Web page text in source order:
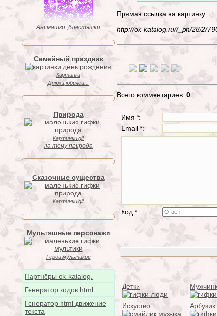
Анимашки ,блестяшки
Семейный праздник
Картинки
Днюхи,юбилеи...
Природа
Картинки gif
на тему природа
Сказочные существа
Картинки gif
Мультяшные персонажи
Герои мультиков
Партнёры ok-katalog.
Генератор кодов html
Генератор html движение
текста
Прямая ссылка на картинку
http://ok-katalog.ru//_ph/28/2/
Всего комментариев: 0
Имя *:
Email *:
Код *:
Детки
Искуство Арбузик